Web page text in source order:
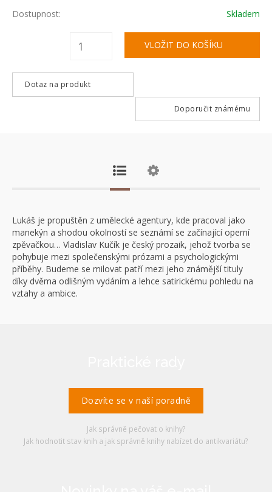
Dostupnost: Skladem
Dotaz na produkt
Doporučit známému
Lukáš je propuštěn z umělecké agentury, kde pracoval jako
manekýn a shodou okolností se seznámí se začínající operní
zpěvačkou… Vladislav Kučík je český prozaik, jehož tvorba se
pohybuje mezi společenskými prózami a psychologickými
příběhy. Budeme se milovat patří mezi jeho známější tituly
díky dvěma odlišným vydáním a lehce satirickému pohledu na
vztahy a ambice.
Dozvíte se v naší poradně
Jak správně pečovat o knihy?
Jak hodnotit stav knih a jak správně knihy nabízet do antikvariátu?